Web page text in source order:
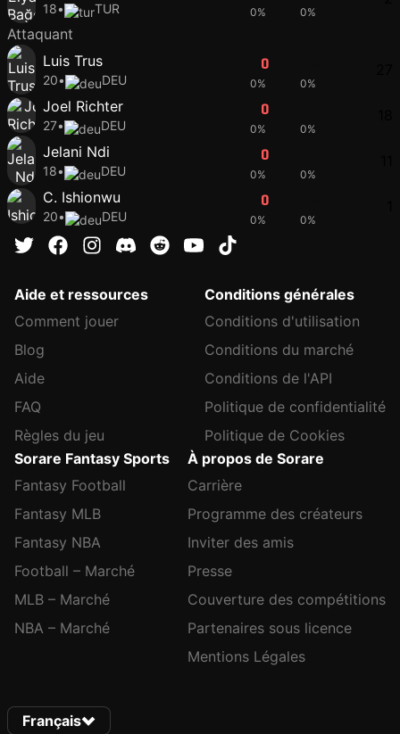
18• TUR 0% 0%
Attaquant
Luis Trus
20• DEU
0
0% 0%
Joel Richter
27• DEU
0
0% 0%
Jelani Ndi
18• DEU
0
0% 0%
C. Ishionwu
20• DEU
0
0% 0%
Aide et ressources
Comment jouer
Blog
Aide
FAQ
Règles du jeu
Conditions générales
Conditions d'utilisation
Conditions du marché
Conditions de l'API
Politique de confidentialité
Politique de Cookies
Sorare Fantasy Sports
Fantasy Football
Fantasy MLB
Fantasy NBA
Football – Marché
MLB – Marché
NBA – Marché
À propos de Sorare
Carrière
Programme des créateurs
Inviter des amis
Presse
Couverture des compétitions
Partenaires sous licence
Mentions Légales
Français